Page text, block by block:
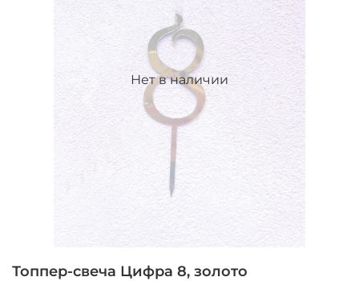
Нет в наличии
Топпер-свеча Цифра 8, золото